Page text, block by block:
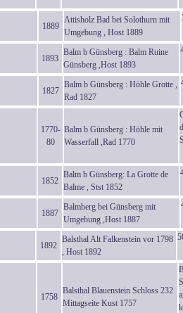
1889
Attisholz Bad bei Solothurn mit
Umgebung , Host 1889
1893
Balm b Günsberg : Balm Ruine
Günsberg ,Host 1893
1827
Balm b Günsberg : Höhle Grotte ,
Rad 1827
1770-
80
Balm b Günsberg : Höhle mit
Wasserfall ,Rad 1770
1852
Balm b Günsberg: La Grotte de
Balme , Stst 1852
1887
Balmberg bei Günsberg mit
Umgebung ,Host 1887
1892
Balsthal Alt Falkenstein vor 1798
, Host 1892
1758
Balsthal Blauenstein Schloss 232
Mittagseite Kust 1757